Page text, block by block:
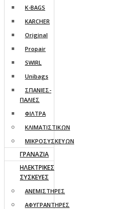
K-BAGS
KARCHER
Original
Propair
SWIRL
Unibags
ΣΠΑΝΙΕΣ-
ΠΑΛΙΕΣ
ΦΙΛΤΡΑ
ΚΛΙΜΑΤΙΣΤΙΚΩΝ
ΜΙΚΡΟΣΥΣΚΕΥΩΝ
ΓΡΑΝΑΖΙΑ
ΗΛΕΚΤΡΙΚΕΣ
ΣΥΣΚΕΥΕΣ
ΑΝΕΜΙΣΤΗΡΕΣ
ΑΦΥΓΡΑΝΤΗΡΕΣ